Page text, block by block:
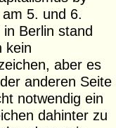
5. und 6.
Berlin stand
kein
aber es
anderen Seite
notwendig ein
dahinter zu